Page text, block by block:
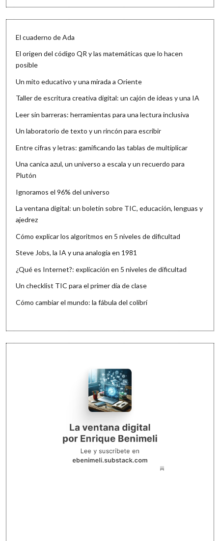
El cuaderno de Ada
El origen del código QR y las matemáticas que lo hacen
posible
Un mito educativo y una mirada a Oriente
Taller de escritura creativa digital: un cajón de ideas y una IA
Leer sin barreras: herramientas para una lectura inclusiva
Un laboratorio de texto y un rincón para escribir
Entre cifras y letras: gamificando las tablas de multiplicar
Una canica azul, un universo a escala y un recuerdo para
Plutón
Ignoramos el 96% del universo
La ventana digital: un boletín sobre TIC, educación, lenguas y
ajedrez
Cómo explicar los algoritmos en 5 niveles de dificultad
Steve Jobs, la IA y una analogía en 1981
¿Qué es Internet?: explicación en 5 niveles de dificultad
Un checklist TIC para el primer día de clase
Cómo cambiar el mundo: la fábula del colibrí